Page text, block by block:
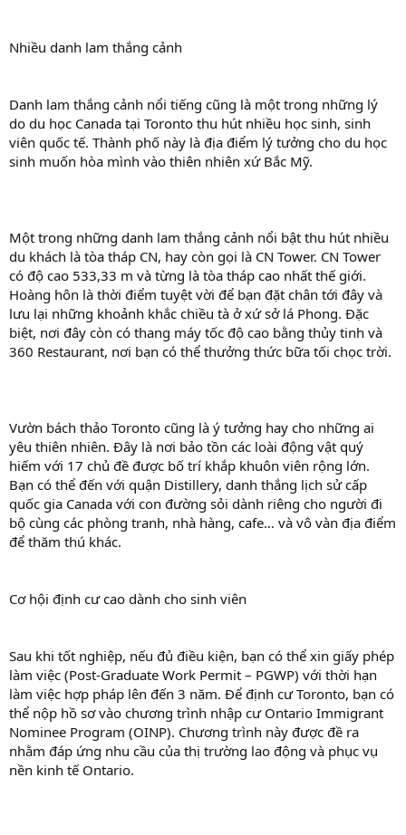
Nhiều danh lam thắng cảnh
Danh lam thắng cảnh nổi tiếng cũng là một trong những lý
do du học Canada tại Toronto thu hút nhiều học sinh, sinh
viên quốc tế. Thành phố này là địa điểm lý tưởng cho du học
sinh muốn hòa mình vào thiên nhiên xứ Bắc Mỹ.
Một trong những danh lam thắng cảnh nổi bật thu hút nhiều
du khách là tòa tháp CN, hay còn gọi là CN Tower. CN Tower
có độ cao 533,33 m và từng là tòa tháp cao nhất thế giới.
Hoàng hôn là thời điểm tuyệt vời để bạn đặt chân tới đây và
lưu lại những khoảnh khắc chiều tà ở xứ sở lá Phong. Đặc
biệt, nơi đây còn có thang máy tốc độ cao bằng thủy tinh và
360 Restaurant, nơi bạn có thể thưởng thức bữa tối chọc trời.
Vườn bách thảo Toronto cũng là ý tưởng hay cho những ai
yêu thiên nhiên. Đây là nơi bảo tồn các loài động vật quý
hiếm với 17 chủ đề được bố trí khắp khuôn viên rộng lớn.
Bạn có thể đến với quận Distillery, danh thắng lịch sử cấp
quốc gia Canada với con đường sỏi dành riêng cho người đi
bộ cùng các phòng tranh, nhà hàng, cafe… và vô vàn địa điểm
để thăm thú khác.
Cơ hội định cư cao dành cho sinh viên
Sau khi tốt nghiệp, nếu đủ điều kiện, bạn có thể xin giấy phép
làm việc (Post-Graduate Work Permit – PGWP) với thời hạn
làm việc hợp pháp lên đến 3 năm. Để định cư Toronto, bạn có
thể nộp hồ sơ vào chương trình nhập cư Ontario Immigrant
Nominee Program (OINP). Chương trình này được đề ra
nhằm đáp ứng nhu cầu của thị trường lao động và phục vụ
nền kinh tế Ontario.